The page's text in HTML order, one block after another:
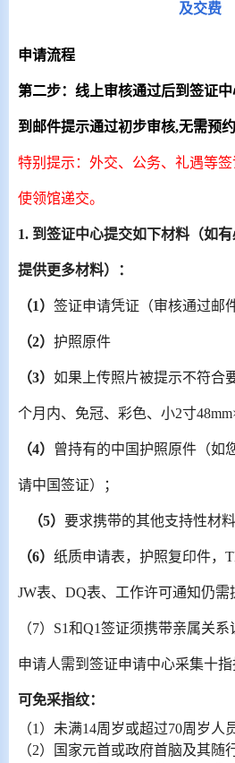
及交费
申请流程
第二步：线上审核通过后到签证
到邮件提示通过初步审核,无需预约
特别提示：外交、公务、礼遇等
使领馆递交。
1. 到签证中心提交如下材料（如
提供更多材料）：
（1） 签证申请凭证（审核通过邮
（2） 护照原件
（3） 如果上传照片被提示不符合
个月内、免冠、彩色、小2寸48mm
（4） 曾持有的中国护照原件（如
请中国签证）；
（5） 要求携带的其他支持性材料
（6） 纸质申请表，护照复印件，
JW表、 DQ表、工作许可通知仍需
（7） S1和Q1签证须携带亲属关系
申请人需到签证申请中心采集十指
可免采指纹：
（1 ）未满14周岁或超过70周岁人
（2）国家元首或政府首脑及其随